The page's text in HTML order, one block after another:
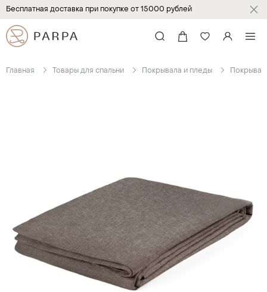
Бесплатная доставка при покупке от 15000 рублей
Главная Товары для спальни Покрывала и пледы